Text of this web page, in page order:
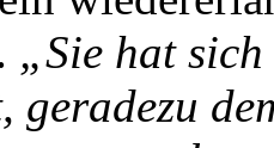
„Sie hat
geradezu